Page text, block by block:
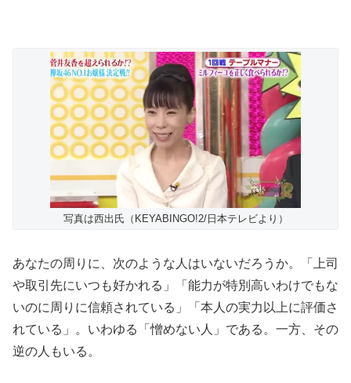
写真は西出氏（KEYABINGO!2/日本テレビより）
あなたの周りに、次のような人はいないだろうか。「上司
や取引先にいつも好かれる」「能力が特別高いわけでもな
いのに周りに信頼されている」「本人の実力以上に評価さ
れている」。いわゆる「憎めない人」である。一方、その
逆の人もいる。